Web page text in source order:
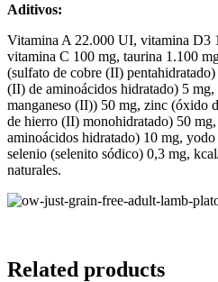
Aditivos:
Vitamina A 22.000 UI, vitamina D3
vitamina C 100 mg, taurina 1.100
(sulfato de cobre (II)
(II) de aminoácidos hidratado) 5
manganeso (II)) 50 mg, zinc (óxido
de hierro (II) monohidratado) 50
aminoácidos hidratado) 10 mg,
selenio (selenito sódico) 0,3 mg,
naturales.
Related products